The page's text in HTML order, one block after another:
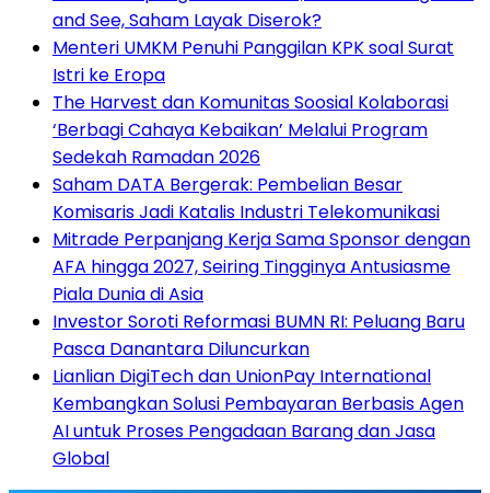
and See, Saham Layak Diserok?
Menteri UMKM Penuhi Panggilan KPK soal Surat
Istri ke Eropa
The Harvest dan Komunitas Soosial Kolaborasi
‘Berbagi Cahaya Kebaikan’ Melalui Program
Sedekah Ramadan 2026
Saham DATA Bergerak: Pembelian Besar
Komisaris Jadi Katalis Industri Telekomunikasi
Mitrade Perpanjang Kerja Sama Sponsor dengan
AFA hingga 2027, Seiring Tingginya Antusiasme
Piala Dunia di Asia
Investor Soroti Reformasi BUMN RI: Peluang Baru
Pasca Danantara Diluncurkan
Lianlian DigiTech dan UnionPay International
Kembangkan Solusi Pembayaran Berbasis Agen
AI untuk Proses Pengadaan Barang dan Jasa
Global